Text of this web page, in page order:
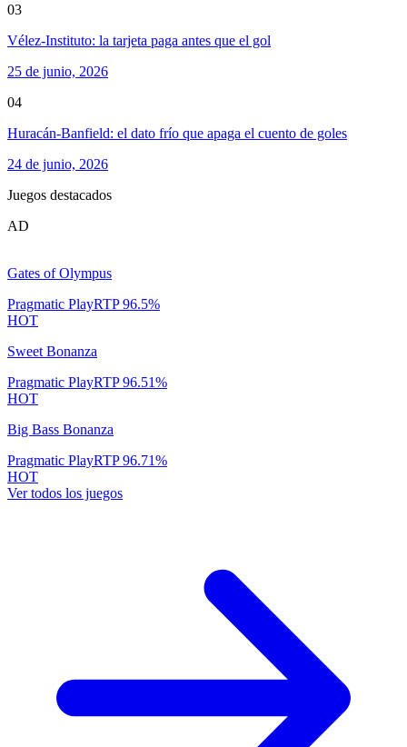
03
Vélez-Instituto: la tarjeta paga antes que el gol
25 de junio, 2026
04
Huracán-Banfield: el dato frío que apaga el cuento de goles
24 de junio, 2026
Juegos destacados
AD
Gates of Olympus
Pragmatic PlayRTP96.5%
HOT
Sweet Bonanza
Pragmatic PlayRTP96.51%
HOT
Big Bass Bonanza
Pragmatic PlayRTP96.71%
HOT
Ver todos los juegos